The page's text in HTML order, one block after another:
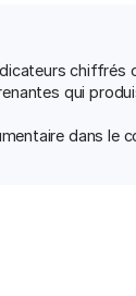
chiffrés
qui
dans le